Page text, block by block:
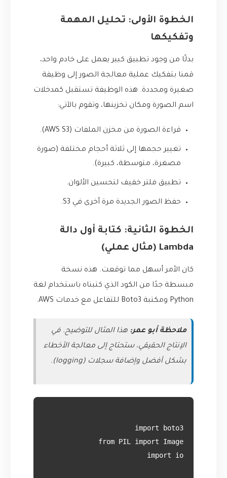
الخطوة الأولى: تحليل المهمة
وتفكيكها
بدلًا من وجود تطبيق كبير يعمل على خادم واحد،
قمنا بتفكيك عملية معالجة الصور إلى وظيفة
صغيرة ومحددة. هذه الوظيفة تستقبل كمدخلات
اسم الصورة ومكان تخزينها، وتقوم بالآتي:
قراءة الصورة من مخزن الملفات (AWS S3).
تغيير حجمها إلى ثلاثة أحجام مختلفة (صورة
مصغرة، متوسطة، كبيرة).
تطبيق فلتر خفيف لتحسين الألوان.
حفظ الصور الجديدة مرة أخرى في S3.
الخطوة الثانية: كتابة أول دالة
Lambda (مثال عملي)
كان الأمر أسهل مما توقعت. هذه نسخة
مبسطة جدًا من الكود الذي كتبناه باستخدام لغة
Python ومكتبة Boto3 للتفاعل مع خدمات AWS.
ملاحظة أبو عمر: هذا المثال للتوضيح. في
الإنتاج الحقيقي، ستحتاج إلى معالجة الأخطاء
بشكل أفضل وإضافة سجلات (logging).